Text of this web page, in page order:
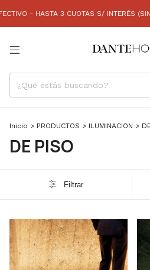
- HASTA 3 CUOTAS S/ INTERÉS
Inicio > PRODUCTOS > ILUMINACION >
DE PISO
Filtrar